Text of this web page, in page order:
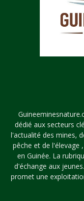
dédié aux secteurs
l'actualité des mines,
pêche et de l'élevage
en Guinée. La
d'échange aux
promet une